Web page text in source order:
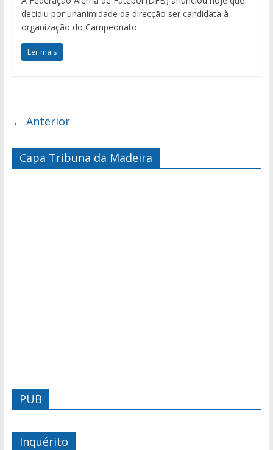
decidiu por unanimidade da direcção ser candidata à
organização do Campeonato
Ler mais
← Anterior
Capa Tribuna da Madeira
PUB
Inquérito